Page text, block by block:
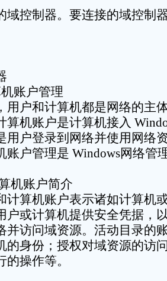
域控制器。要连接的域控制
账户管理
用户和计算机都是网络的主
算机账户是计算机接入
用户登录到网络并使用网络
账户管理是 Windows网络管
机账户简介
计算机账户表示诸如计算机
户或计算机提供安全凭据，
并访问域资源。活动目录的
的身份；授权对域资源的访
操作等。